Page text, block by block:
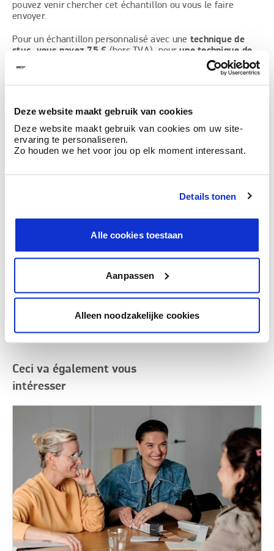
Deze website maakt gebruik van cookies
Deze website maakt gebruik van cookies om uw site-
ervaring te personaliseren.
Zo houden we het voor jou op elk moment interessant.
Details tonen
Alle cookies toestaan
Aanpassen
Alleen noodzakelijke cookies
pouvez venir chercher cet échantillon ou vous le faire
envoyer.
Pour un échantillon personnalisé avec une technique de
stuc, vous payez 75 € (hors TVA), pour une technique de
Ceci va également vous
intéresser